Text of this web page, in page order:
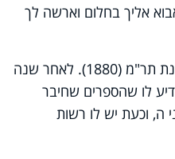
אליך בחלום וארשה לך
ה"אביר יעקב" הלך לעולמו בשנת תר"מ (1880). לאחר שנה
לו שהספרים שחיבר
ה, וכעת יש לו רשות